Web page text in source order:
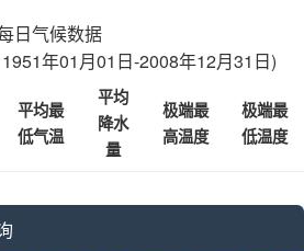
日气候数据
年01月01日-2008年12月31日)
平均最
低气温
平均
降水
量
极端最
高温度
极端最
低温度